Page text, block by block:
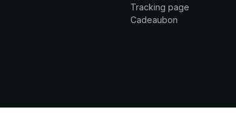
Tracking page
Cadeaubon